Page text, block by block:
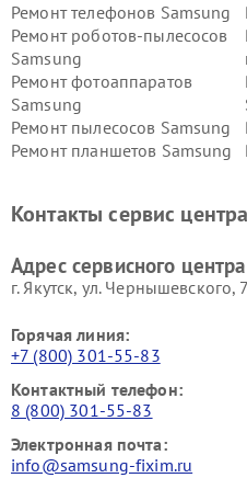
Ремонт телефонов Samsung
Ремонт роботов-пылесосов
Samsung
Ремонт фотоаппаратов
Samsung
Ремонт пылесосов Samsung
Ремонт планшетов Samsung
Контакты сервис центра
Адрес сервисного
г. Якутск, ул. Чернышевского,
Горячая линия:
+7 (800) 301-55-83
Контактный телефон:
8 (800) 301-55-83
Электронная почта:
info@samsung-fixim.ru